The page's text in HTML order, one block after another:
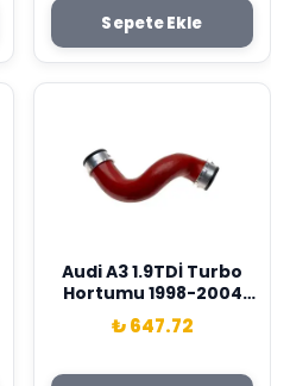
Sepete Ekle
Audi A3 1.9TDİ Turbo
Hortumu 1998-2004
Wisco Marka
1J0145822E
₺ 647.72